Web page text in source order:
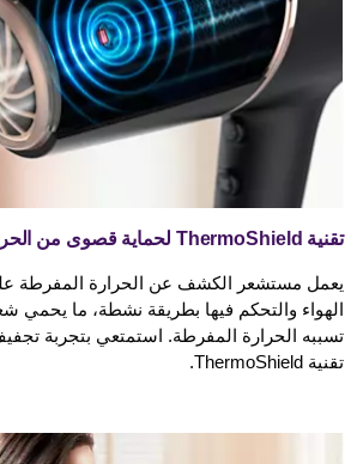
تقنية ThermoShield لحماية قصوى من الحرارة
يعمل مستشعر الكشف عن الحرارة المفرطة
الهواء والتحكم فيها بطريقة نشطة، ما يحمي
تسببه الحرارة المفرطة. استمتعي بتجربة
تقنية ThermoShield.